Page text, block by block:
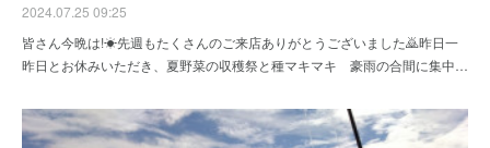
2024.07.25 09:25
皆さん今晩は!☀先週もたくさんのご来店ありがとうございました🙇昨日一
昨日とお休みいただき、夏野菜の収穫祭と種マキマキ 豪雨の合間に集中…